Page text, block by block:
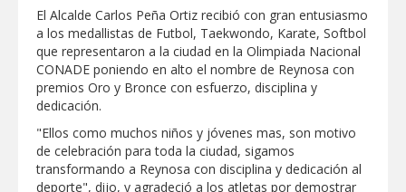
GOBIERNO MUNICIPAL ACERCA
SERVICIOS Y APOYOS A FAMILIAS CON
“PRESIDENCIA CERQUITA DE TI”
Impulsa STPS ferias del empleo para
Felicitó Carlos Peña Ortiz a más de 390
egresados de la Universidad Tecnológica
de Tamaulipas Norte
El Alcalde Carlos Peña Ortiz recibió con gran entusiasmo
a los medallistas de Futbol, Taekwondo, Karate, Softbol
que representaron a la ciudad en la Olimpiada Nacional
CONADE poniendo en alto el nombre de Reynosa con
premios Oro y Bronce con esfuerzo, disciplina y
dedicación.
"Ellos como muchos niños y jóvenes mas, son motivo
de celebración para toda la ciudad, sigamos
transformando a Reynosa con disciplina y dedicación al
deporte", dijo, y agradeció a los atletas por demostrar